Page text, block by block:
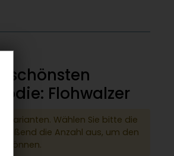
schönsten
Flohwalzer
Varianten. Wählen Sie bitte die
die Anzahl aus, um den
können.